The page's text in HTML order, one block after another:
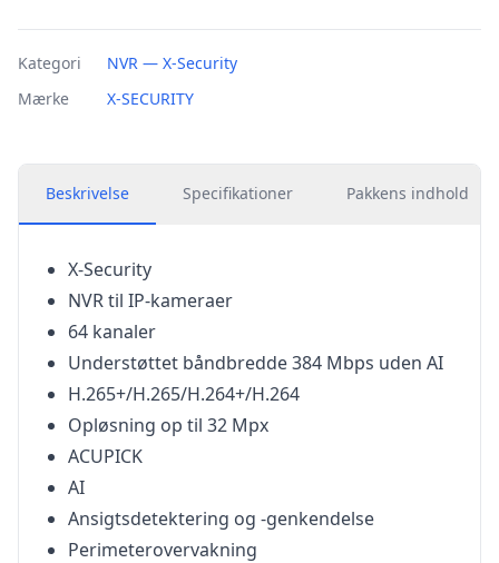
Kategori
NVR — X-Security
Mærke
X-SECURITY
Beskrivelse Specifikationer Pakkens indhold
X-Security
NVR til IP-kameraer
64 kanaler
Understøttet båndbredde 384 Mbps uden AI
H.265+/H.265/H.264+/H.264
Opløsning op til 32 Mpx
ACUPICK
AI
Ansigtsdetektering og -genkendelse
Perimeterovervakning